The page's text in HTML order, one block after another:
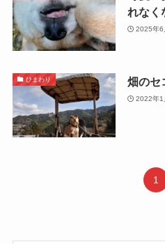
れなく
2025年6
ひまわり 畑のセ
2022年1
1